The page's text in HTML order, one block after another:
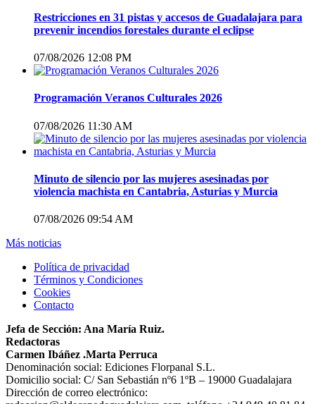
Restricciones en 31 pistas y accesos de Guadalajara para
prevenir incendios forestales durante el eclipse
07/08/2026 12:08 PM
Programación Veranos Culturales 2026
07/08/2026 11:30 AM
Minuto de silencio por las mujeres asesinadas por
violencia machista en Cantabria, Asturias y Murcia
07/08/2026 09:54 AM
Más noticias
Política de privacidad
Términos y Condiciones
Cookies
Contacto
Jefa de Sección: Ana María Ruiz.
Redactoras
Carmen Ibáñez .Marta Perruca
Denominación social: Ediciones Florpanal S.L.
Domicilio social: C/ San Sebastián nº6 1ºB – 19000 Guadalajara
Dirección de correo electrónico: